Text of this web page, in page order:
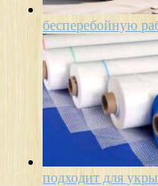
бесперебойную
подходит для